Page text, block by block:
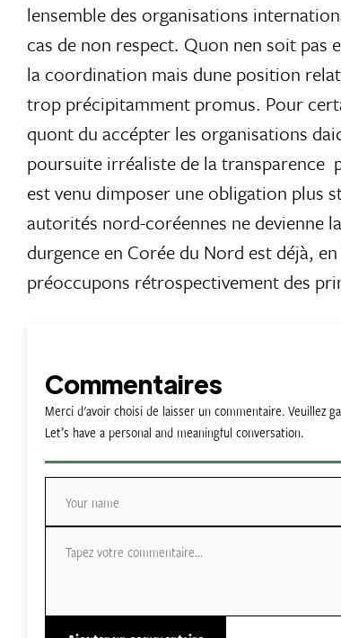
lensemble des organisations
cas de non respect. Quon nen soit
la coordination mais dune position
trop précipitamment promus. Pour
quont du accépter les organisations
poursuite irréaliste de la transparence
est venu dimposer une obligation plus
autorités nord-coréennes ne devienne
durgence en Corée du Nord est déjà,
préoccupons rétrospectivement des
Commentaires
Merci d'avoir choisi de laisser un commentaire. Veuillez
Let’s have a personal and meaningful conversation.